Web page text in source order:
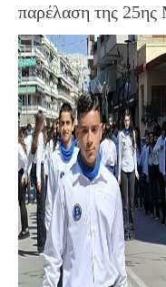
παρέλαση της 25ης